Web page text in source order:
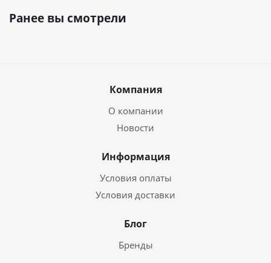
Ранее вы смотрели
Компания
О компании
Новости
Информация
Условия оплаты
Условия доставки
Блог
Бренды